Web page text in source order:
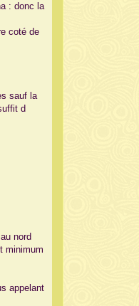
: donc la
coté de
sauf la
d
nord
minimum
appelant